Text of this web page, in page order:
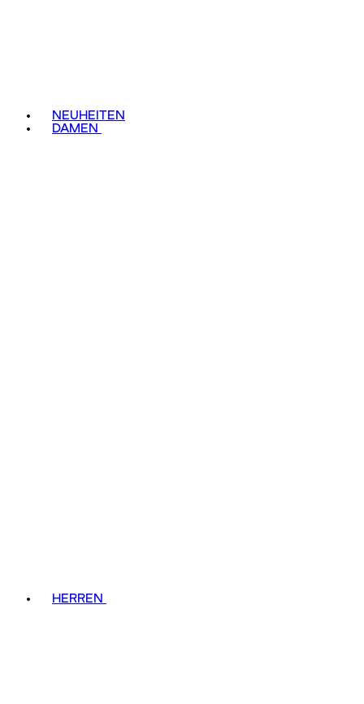
NEUHEITEN
DAMEN
HERREN